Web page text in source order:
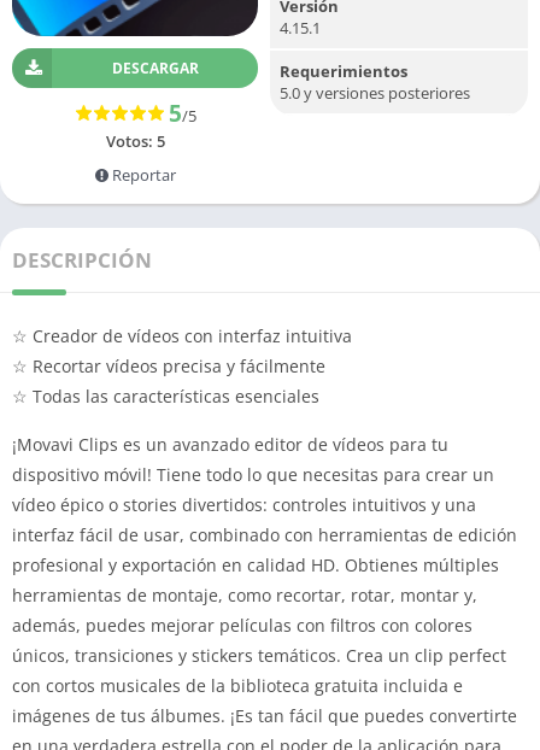
DESCARGAR
5/5
Votos: 5
Reportar
Versión
4.15.1
Requerimientos
5.0 y versiones posteriores
DESCRIPCIÓN
☆ Creador de vídeos con interfaz intuitiva
☆ Recortar vídeos precisa y fácilmente
☆ Todas las características esenciales
¡Movavi Clips es un avanzado editor de vídeos para tu
dispositivo móvil! Tiene todo lo que necesitas para crear un
vídeo épico o stories divertidos: controles intuitivos y una
interfaz fácil de usar, combinado con herramientas de edición
profesional y exportación en calidad HD. Obtienes múltiples
herramientas de montaje, como recortar, rotar, montar y,
además, puedes mejorar películas con filtros con colores
únicos, transiciones y stickers temáticos. Crea un clip perfect
con cortos musicales de la biblioteca gratuita incluida e
imágenes de tus álbumes. ¡Es tan fácil que puedes convertirte